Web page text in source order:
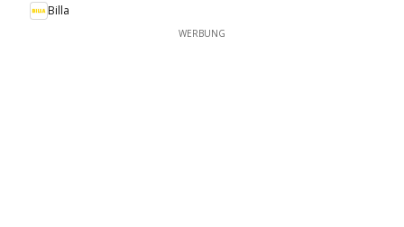
Billa
WERBUNG